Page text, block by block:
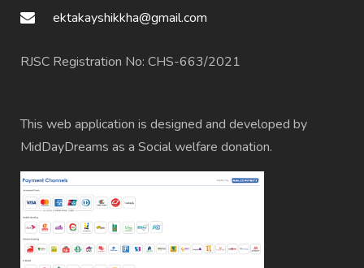
ektakayshikkha@gmail.com
RJSC Registration No: CHS-663/2021
This web application is designed and developed by
MidDayDreams as a Social welfare donation.